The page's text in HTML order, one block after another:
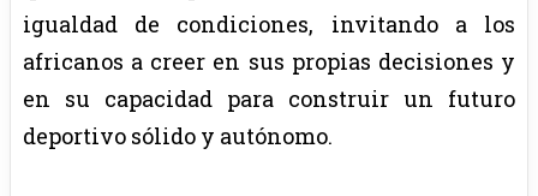
igualdad de condiciones, invitando a los
africanos a creer en sus propias decisiones y
en su capacidad para construir un futuro
deportivo sólido y autónomo.